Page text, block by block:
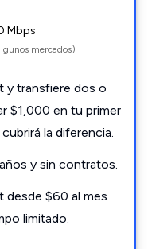
Mbps
mercados)
y transfiere dos o
$1,000 en tu primer
la diferencia.
y sin contratos.
desde $60 al mes
limitado.